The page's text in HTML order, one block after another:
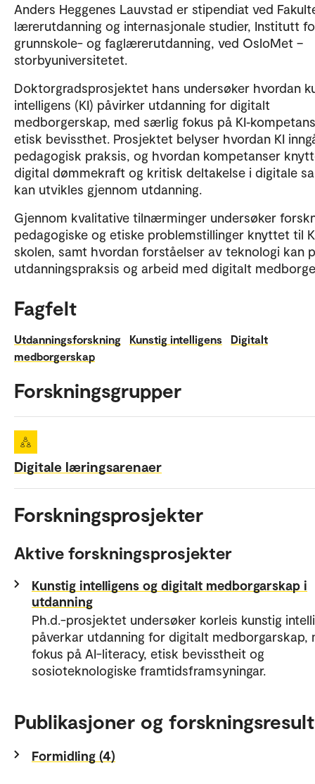
Anders Heggenes Lauvstad er stipendiat ved
lærerutdanning og internasjonale studier, Institutt
grunnskole- og faglærerutdanning, ved OsloMet –
storbyuniversitetet.
Doktorgradsprosjektet hans undersøker hvordan
intelligens (KI) påvirker utdanning for digitalt
medborgerskap, med særlig fokus på
etisk bevissthet. Prosjektet belyser hvordan KI
pedagogisk praksis, og hvordan kompetanser
digital dømmekraft og kritisk deltakelse i digitale
kan utvikles gjennom utdanning.
Gjennom kvalitative tilnærminger undersøker
pedagogiske og etiske problemstillinger knyttet til
skolen, samt hvordan forståelser av teknologi kan
utdanningspraksis og arbeid med digitalt
Fagfelt
Utdanningsforskning Kunstig intelligens
Digitalt
medborgerskap
Forskningsgrupper
Digitale læringsarenaer
Forskningsprosjekter
Aktive forskningsprosjekter
Kunstig intelligens og digitalt medborgarskap i
utdanning
Ph.d.-prosjektet undersøker korleis kunstig
påverkar utdanning for digitalt medborgarskap,
fokus på AI-literacy, etisk bevisstheit og
sosioteknologiske framtidsframsyningar.
Publikasjoner og
Formidling (4)